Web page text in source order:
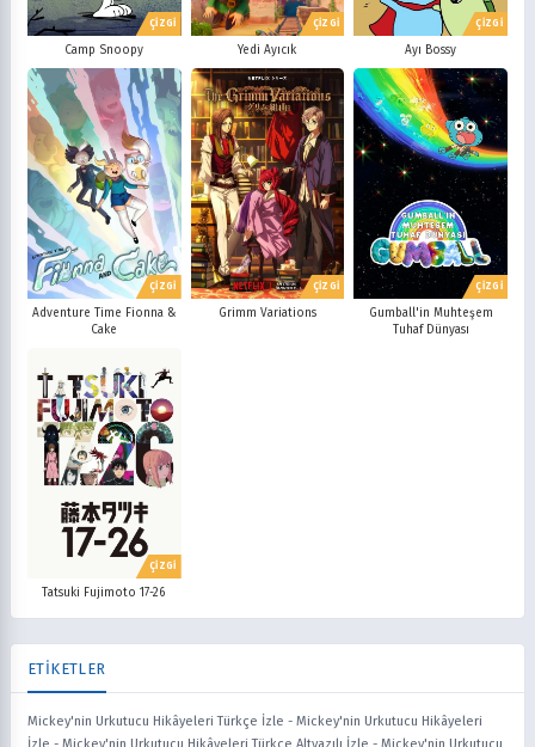
ÇİZGİ
Camp Snoopy
ÇİZGİ
Yedi Ayıcık
ÇİZGİ
Ayı Bossy
ÇİZGİ
Adventure Time Fionna &
Cake
ÇİZGİ
Grimm Variations
ÇİZGİ
Gumball'in Muhteşem
Tuhaf Dünyası
ÇİZGİ
Tatsuki Fujimoto 17-26
ETİKETLER
Mickey'nin Urkutucu Hikâyeleri Türkçe İzle - Mickey'nin Urkutucu Hikâyeleri